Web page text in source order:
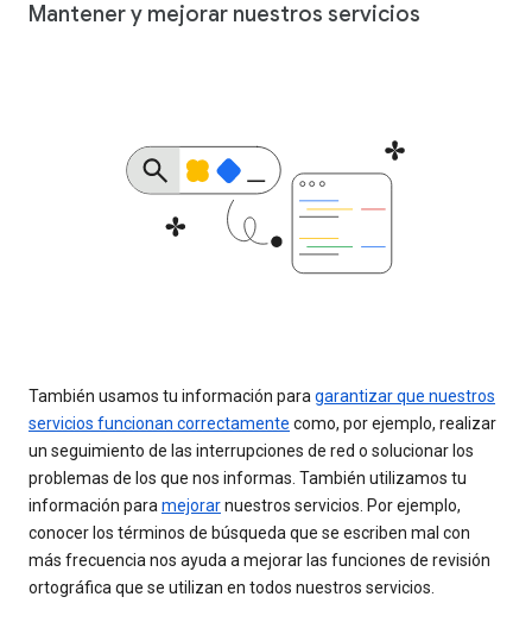
Mantener y mejorar nuestros servicios
También usamos tu información para garantizar que nuestros
servicios funcionan correctamente como, por ejemplo, realizar
un seguimiento de las interrupciones de red o solucionar los
problemas de los que nos informas. También utilizamos tu
información para mejorarnuestros servicios. Por ejemplo,
conocer los términos de búsqueda que se escriben mal con
más frecuencia nos ayuda a mejorar las funciones de revisión
ortográfica que se utilizan en todos nuestros servicios.